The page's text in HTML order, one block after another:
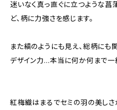
迷いなく真っ直ぐに立つような
ど、柄に力強さを感じます。
また縞のようにも見え、総柄にも
デザイン力…本当に何か何まで一
紅梅織はまるでセミの羽の美しさ